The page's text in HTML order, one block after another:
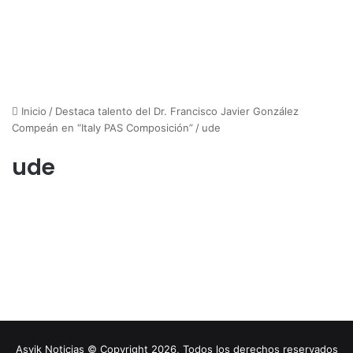
Inicio / Destaca talento del Dr. Francisco Javier González
Compeán en “Italy PAS Composición” / ude
ude
Asvik Noticias © Copyright 2026, Todos los derechos reservados